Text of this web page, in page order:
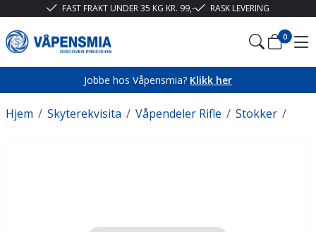
FAST FRAKT UNDER 35 KG KR. 99,- RASK LEVERING
0
Jobbe hos Våpensmia? Klikk her
/
Hjem /
Skyterekvisita /
Våpendeler Rifle /
Stokker